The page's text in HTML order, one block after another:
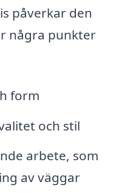
påverkar den
några punkter
form
och stil
arbete, som
av väggar